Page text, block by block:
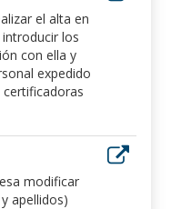
el alta en
los
con ella y
expedido
modificar
apellidos)